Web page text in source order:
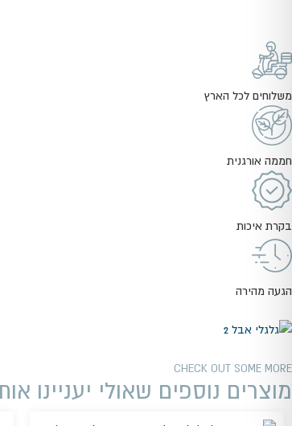
משלוחים לכל הארץ
חממה אורגנית
בקרת איכות
הגעה מהירה
CHECK OUT SOME MORE
מוצרים נוספים שאולי יעניינו